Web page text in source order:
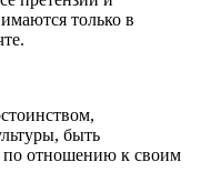
только в
быть
по отношению к своим